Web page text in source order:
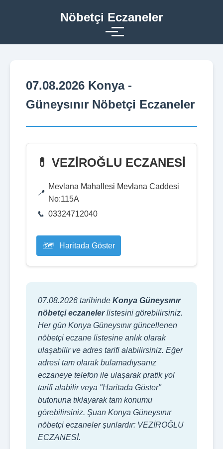
Nöbetçi Eczaneler
07.08.2026 Konya -
Güneysınır Nöbetçi Eczaneler
💊 VEZİROĞLU ECZANESİ
Mevlana Mahallesi Mevlana Caddesi
No:115A
03324712040
Haritada Göster
07.08.2026 tarihinde Konya Güneysınır
nöbetçi eczanelerlistesini görebilirsiniz.
Her gün Konya Güneysınır güncellenen
nöbetçi eczane listesine anlık olarak
ulaşabilir ve adres tarifi alabilirsiniz. Eğer
adresi tam olarak bulamadıysanız
eczaneye telefon ile ulaşarak pratik yol
tarifi alabilir veya "Haritada Göster"
butonuna tıklayarak tam konumu
görebilirsiniz. Şuan Konya Güneysınır
nöbetçi eczaneler şunlardır: VEZİROĞLU
ECZANESİ.